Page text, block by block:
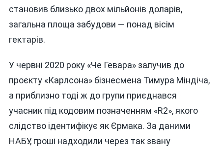
становив близько двох мільйонів доларів,
загальна площа забудови — понад вісім
гектарів.
У червні 2020 року «Че Гевара» залучив до
проєкту «Карлсона» бізнесмена Тимура Міндіча,
а приблизно тоді ж до групи приєднався
учасник під кодовим позначенням «R2», якого
слідство ідентифікує як Єрмака. За даними
НАБУ, гроші надходили через так звану